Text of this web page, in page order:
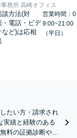
務所 高崎オフィス
談方法(対
・電話・ビデ
など)は応相
営業時間：0
9:00~21:00
（平日）
たい方・請求され
実績と経験のある
料の証拠診断や着